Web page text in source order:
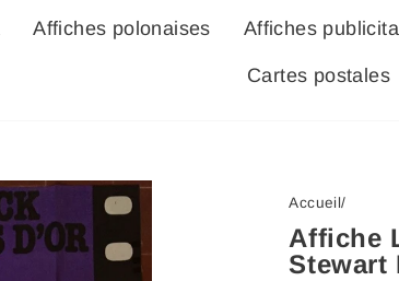
Affiches polonaises Affiches
Cartes postales
Accueil/
Affiche
Stewart